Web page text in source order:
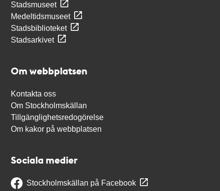
Stadsmuseet
Medeltidsmuseet
Stadsbiblioteket
Stadsarkivet
Om webbplatsen
Kontakta oss
Om Stockholmskällan
Tillgänglighetsredogörelse
Om kakor på webbplatsen
Sociala medier
Stockholmskällan på Facebook